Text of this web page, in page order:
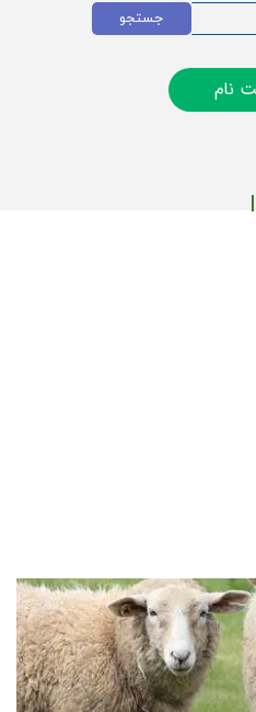
نام
جستجو